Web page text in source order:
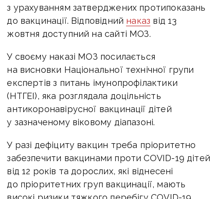
з урахуванням затверджених протипоказань
до вакцинації. Відповідний наказ від 13
жовтня доступний на сайті МОЗ.
У своєму наказі МОЗ посилається
на висновки Національної технічної групи
експертів з питань імунопрофілактики
(НТГЕІ), яка розглядала доцільність
антикоронавірусної вакцинації дітей
у зазначеному віковому діапазоні.
У разі дефіциту вакцин треба пріоритетно
забезпечити вакцинами проти COVID-19 дітей
від 12 років та дорослих, які віднесені
до пріоритетних груп вакцинації, мають